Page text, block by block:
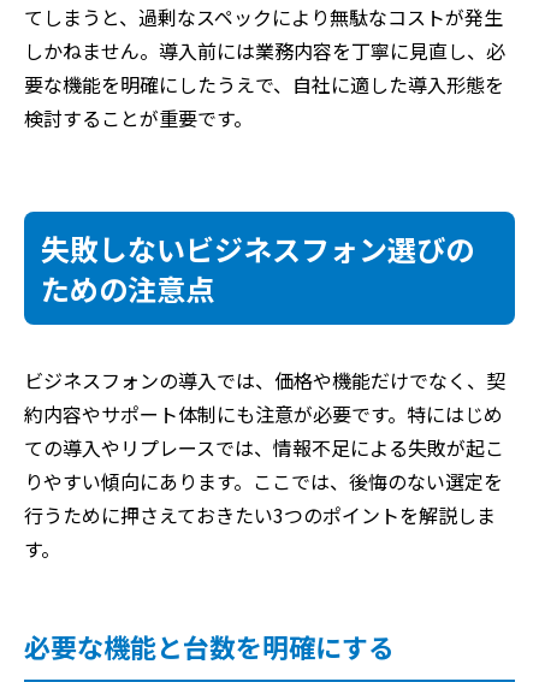
てしまうと、過剰なスペックにより無駄なコストが発生
しかねません。導入前には業務内容を丁寧に見直し、必
要な機能を明確にしたうえで、自社に適した導入形態を
検討することが重要です。
失敗しないビジネスフォン選びの
ための注意点
ビジネスフォンの導入では、価格や機能だけでなく、契
約内容やサポート体制にも注意が必要です。特にはじめ
ての導入やリプレースでは、情報不足による失敗が起こ
りやすい傾向にあります。ここでは、後悔のない選定を
行うために押さえておきたい3つのポイントを解説しま
す。
必要な機能と台数を明確にする